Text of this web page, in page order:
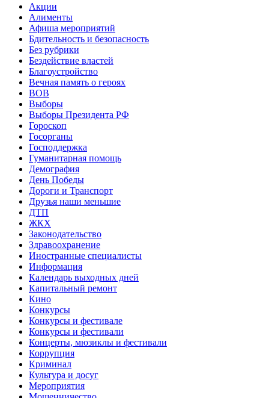
Акции
Алименты
Афиша мероприятий
Бдительность и безопасность
Без рубрики
Бездействие властей
Благоустройство
Вечная память о героях
ВОВ
Выборы
Выборы Президента РФ
Гороскоп
Госорганы
Господдержка
Гуманитарная помощь
Демография
День Победы
Дороги и Транспорт
Друзья наши меньшие
ДТП
ЖКХ
Законодательство
Здравоохранение
Иностранные специалисты
Информация
Календарь выходных дней
Капитальный ремонт
Кино
Конкурсы
Конкурсы и фестивале
Конкурсы и фестивали
Концерты, мюзиклы и фестивали
Коррупция
Криминал
Культура и досуг
Мероприятия